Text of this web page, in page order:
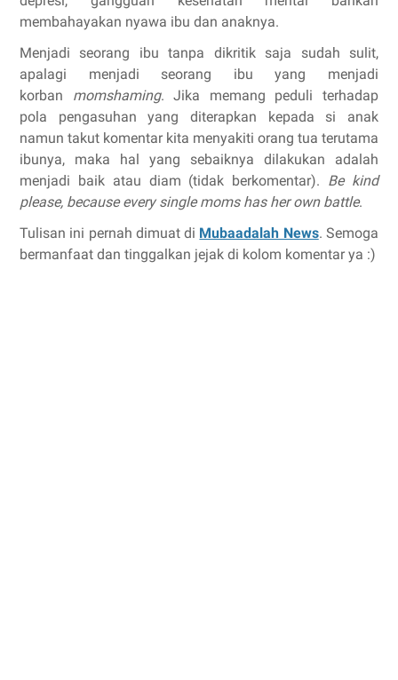
membahayakan nyawa ibu dan anaknya.
Menjadi seorang ibu tanpa dikritik saja sudah sulit,
apalagi menjadi seorang ibu yang menjadi
korban momshaming. Jika memang peduli terhadap
pola pengasuhan yang diterapkan kepada si anak
namun takut komentar kita menyakiti orang tua terutama
ibunya, maka hal yang sebaiknya dilakukan adalah
menjadi baik atau diam (tidak berkomentar). Be kind
please, because every single moms has her own battle.
Tulisan ini pernah dimuat di Mubaadalah News. Semoga
bermanfaat dan tinggalkan jejak di kolom komentar ya :)